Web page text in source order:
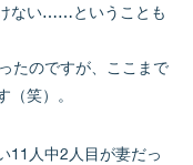
ない……ということも
たのですが、ここまで
笑）。
11人中2人目が妻だっ